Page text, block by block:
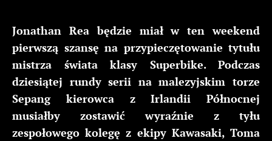
Jonathan Rea będzie miał w ten weekend
pierwszą szansę na przypieczętowanie tytułu
mistrza świata klasy Superbike. Podczas
dziesiątej rundy serii na malezyjskim torze
Sepang kierowca z Irlandii Północnej
musiałby zostawić wyraźnie z tyłu
zespołowego kolegę z ekipy Kawasaki, Toma